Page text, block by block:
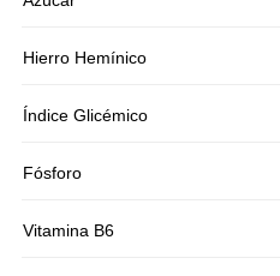
Hierro Hemínico
Índice Glicémico
Fósforo
Vitamina B6